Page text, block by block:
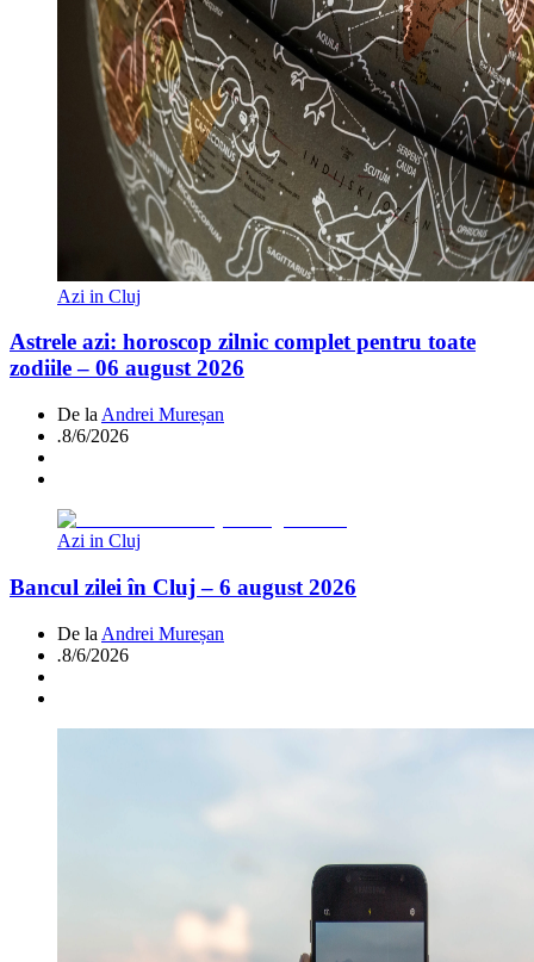
Azi in Cluj
Astrele azi: horoscop zilnic complet pentru toate
zodiile – 06 august 2026
De la Andrei Mureșan
.8/6/2026
Azi in Cluj
Bancul zilei în Cluj – 6 august 2026
De la Andrei Mureșan
.8/6/2026